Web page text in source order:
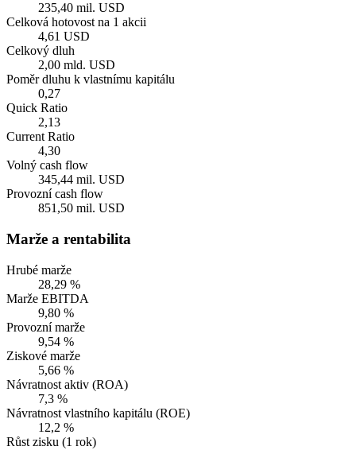
235,40 mil. USD
Celková hotovost na 1 akcii
4,61 USD
Celkový dluh
2,00 mld. USD
Poměr dluhu k vlastnímu kapitálu
0,27
Quick Ratio
2,13
Current Ratio
4,30
Volný cash flow
345,44 mil. USD
Provozní cash flow
851,50 mil. USD
Marže a rentabilita
Hrubé marže
28,29 %
Marže EBITDA
9,80 %
Provozní marže
9,54 %
Ziskové marže
5,66 %
Návratnost aktiv (ROA)
7,3 %
Návratnost vlastního kapitálu (ROE)
12,2 %
Růst zisku (1 rok)